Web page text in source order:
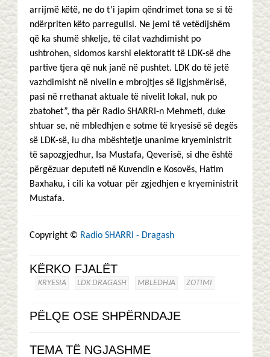
arrijmë këtë, ne do t’i japim qëndrimet tona se si të
ndërpriten këto parregullsi. Ne jemi të vetëdijshëm
që ka shumë shkelje, të cilat vazhdimisht po
ushtrohen, sidomos karshi elektoratit të LDK-së dhe
partive tjera që nuk janë në pushtet. LDK do të jetë
vazhdimisht në nivelin e mbrojtjes së ligjshmërisë,
pasi në rrethanat aktuale të nivelit lokal, nuk po
zbatohet”, tha për Radio SHARRI-n Mehmeti, duke
shtuar se, në mbledhjen e sotme të kryesisë së degës
së LDK-së, iu dha mbështetje unanime kryeministrit
të sapozgjedhur, Isa Mustafa, Qeverisë, si dhe është
përgëzuar deputeti në Kuvendin e Kosovës, Hatim
Baxhaku, i cili ka votuar për zgjedhjen e kryeministrit
Mustafa.
Copyright © Radio SHARRI - Dragash
KËRKO FJALËT
KRYESIA LDK DRAGASH MBLEDHJA ZOTIMI
PËLQE OSE SHPËRNDAJE
TEMA TË NGJASHME